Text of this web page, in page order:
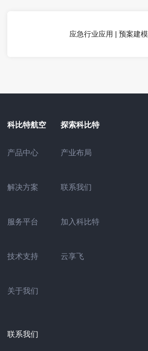
应急行业应用 | 预案建模
科比特航空
产品中心
解决方案
服务平台
技术支持
关于我们
探索科比特
产业布局
联系我们
加入科比特
云享飞
联系我们